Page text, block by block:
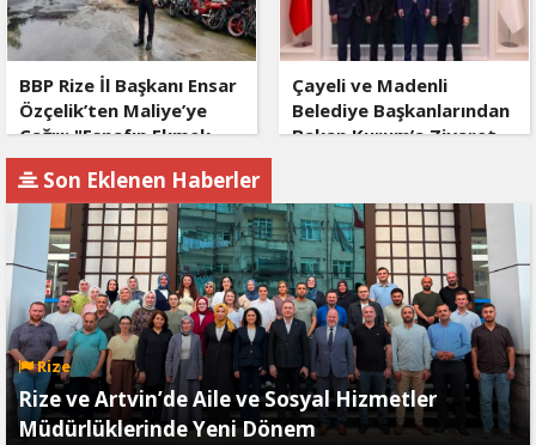
BBP Rize İl Başkanı Ensar
Özçelik’ten Maliye’ye
Çağrı: "Esnafın Ekmek
Teknesine Haciz Borcu
Ödetmez, Üretimi
Durdurur!"
Çayeli ve Madenli
Belediye Başkanlarından
Bakan Kurum’a Ziyaret
Son Eklenen Haberler
Rize
Rize ve Artvin’de Aile ve Sosyal Hizmetler
Müdürlüklerinde Yeni Dönem